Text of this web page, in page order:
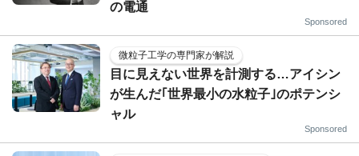
の電通
Sponsored
微粒子工学の専門家が解説
目に見えない世界を計測する…アイシン
が生んだ｢世界最小の水粒子｣のポテンシ
ャル
Sponsored